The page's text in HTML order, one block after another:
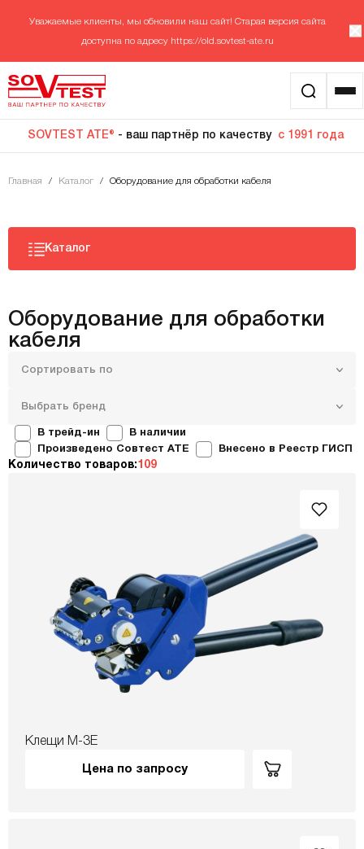
Уважаемые клиенты, мы обновили наш сайт! Старая версия сайта
доступна по адресу https://old.sovtest-ate.ru
SOVTEST ATE® - ваш партнёр по качеству с 1991 года
Главная / Каталог / Оборудование для обработки кабеля
Каталог
Оборудование для обработки
кабеля
Сортировать по
Выбрать бренд
В трейд-ин
В наличии
Произведено Совтест ATE
Внесено в Реестр ГИСП
Количество товаров:109
Клещи М-3Е
Цена по запросу